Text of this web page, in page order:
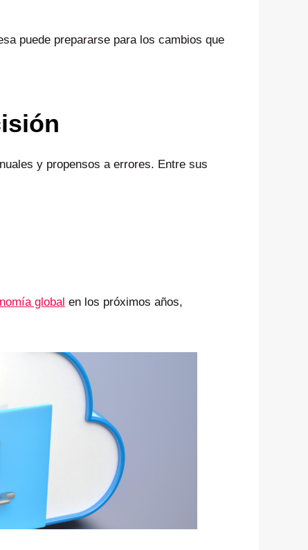
puede prepararse para los cambios que
y propensos a errores. Entre sus
global en los próximos años,